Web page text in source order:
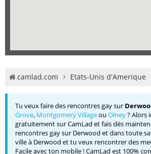
camlad.com Etats-Unis d'Amerique
Tu veux faire des rencontres gay sur
Grove, Montgomery Villageou Olney? Alors
gratuitement sur CamLad et fais dès
rencontres gay sur Derwood et dans toute sa
ville à Derwood et tu veux rencontrer des
Facile avec ton mobile ! CamLad est 100%